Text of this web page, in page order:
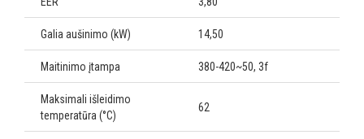
Galia aušinimo (kW) 14,50
Maitinimo įtampa 380-420~50, 3f
Maksimali išleidimo
temperatūra (°C)
62